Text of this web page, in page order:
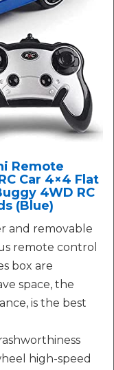
Remote
Car 4×4 Flat
4WD RC
(Blue)
and removable
remote control
box are
space, the
is the best
high-speed